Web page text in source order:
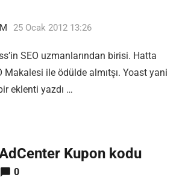
25 Ocak 2012 13:26
SEO uzmanlarından birisi. Hatta
Makalesi ile ödülde almıtşı. Yoast yani
eklenti yazdı …
Kupon kodu
0